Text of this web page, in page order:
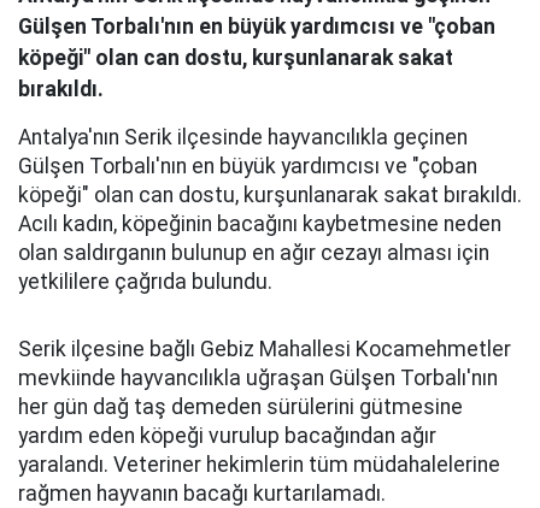
Gülşen Torbalı'nın en büyük yardımcısı ve "çoban
köpeği" olan can dostu, kurşunlanarak sakat
bırakıldı.
Antalya'nın Serik ilçesinde hayvancılıkla geçinen
Gülşen Torbalı'nın en büyük yardımcısı ve "çoban
köpeği" olan can dostu, kurşunlanarak sakat bırakıldı.
Acılı kadın, köpeğinin bacağını kaybetmesine neden
olan saldırganın bulunup en ağır cezayı alması için
yetkililere çağrıda bulundu.
Serik ilçesine bağlı Gebiz Mahallesi Kocamehmetler
mevkiinde hayvancılıkla uğraşan Gülşen Torbalı'nın
her gün dağ taş demeden sürülerini gütmesine
yardım eden köpeği vurulup bacağından ağır
yaralandı. Veteriner hekimlerin tüm müdahalelerine
rağmen hayvanın bacağı kurtarılamadı.